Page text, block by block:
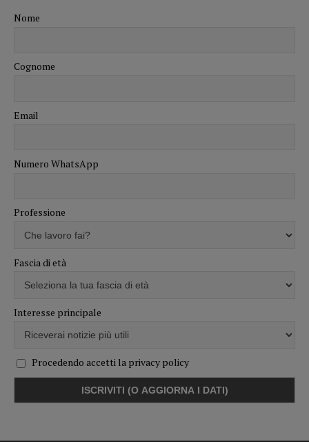
Nome
Cognome
Email
Numero WhatsApp
Professione
Fascia di età
Interesse principale
Procedendo accetti la privacy policy